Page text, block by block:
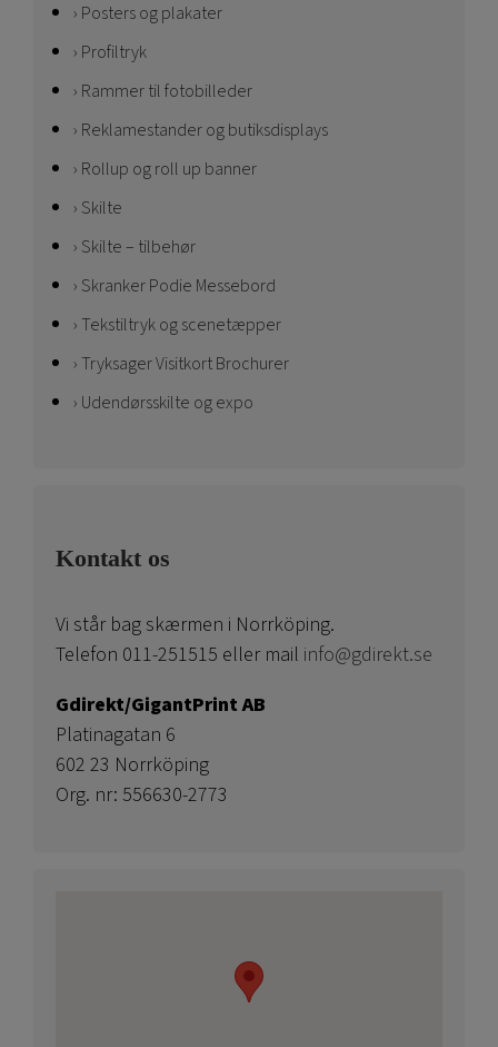
Posters og plakater
Profiltryk
Rammer til fotobilleder
Reklamestander og butiksdisplays
Rollup og roll up banner
Skilte
Skilte – tilbehør
Skranker Podie Messebord
Tekstiltryk og scenetæpper
Tryksager Visitkort Brochurer
Udendørsskilte og expo
Kontakt os
Vi står bag skærmen i Norrköping.
Telefon 011-251515 eller mail info@gdirekt.se
Gdirekt/GigantPrint AB
Platinagatan 6
602 23 Norrköping
Org. nr: 556630-2773